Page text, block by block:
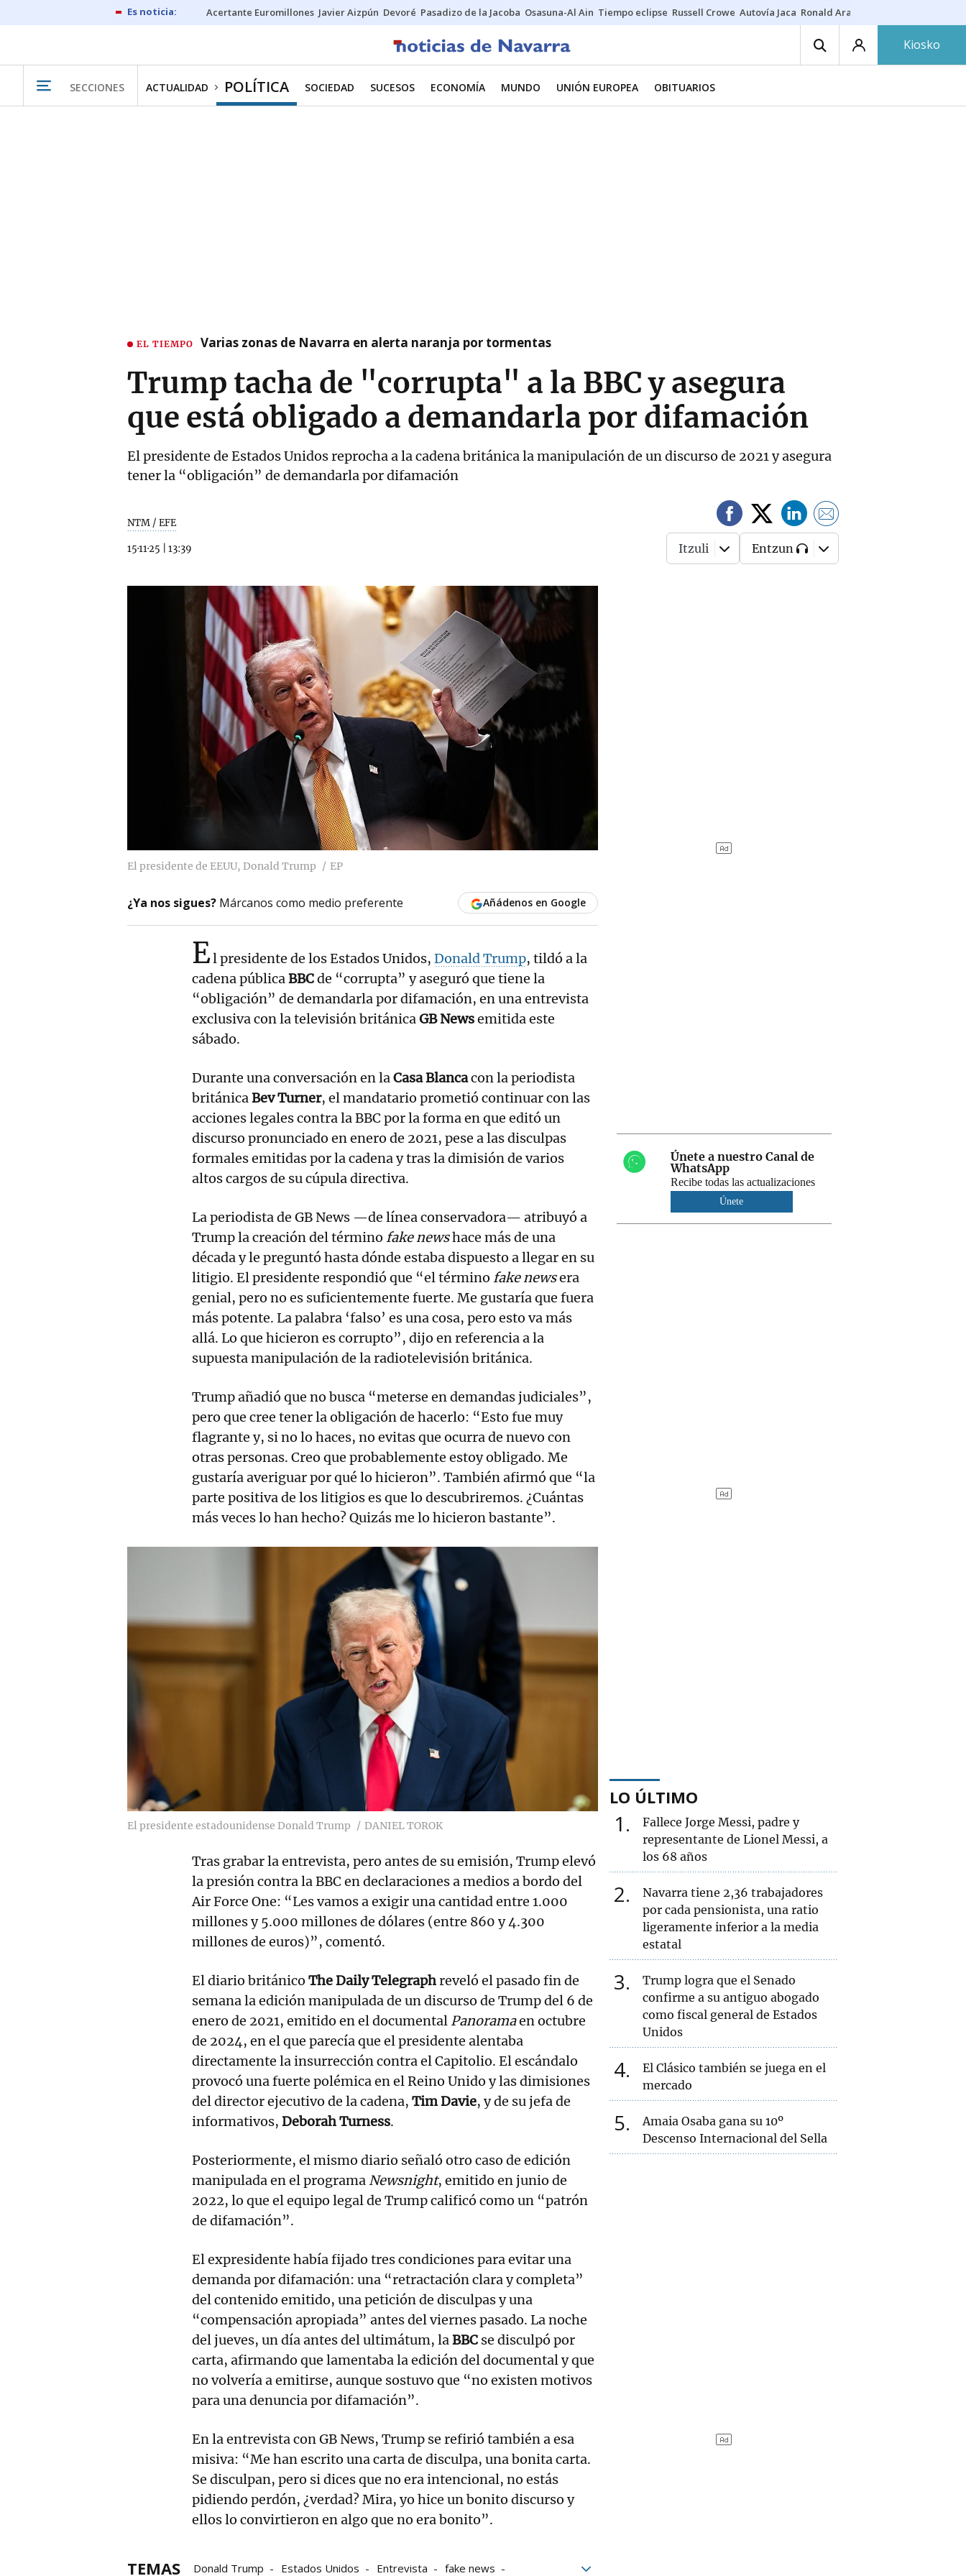
Acertante Euromillones Javier Aizpún Devoré Pasadizo de la Jacoba Osasuna-Al Ain Tiempo eclipse Russell Crowe Autovía Jaca Ronald Araújo
Kiosko
SECCIONES ACTUALIDAD POLÍTICA SOCIEDAD SUCESOS ECONOMÍA MUNDO UNIÓN EUROPEA OBITUARIOS
EL TIEMPO Varias zonas de Navarra en alerta naranja por tormentas
Trump tacha de "corrupta" a la BBC y asegura
que está obligado a demandarla por difamación
El presidente de Estados Unidos reprocha a la cadena británica la manipulación de un discurso de 2021 y asegura
tener la “obligación” de demandarla por difamación
NTM / EFE
15·11·25 13:39 Itzuli Entzun
El presidente de EEUU, Donald Trump EP
¿Ya nos sigues? Márcanos como medio preferente Añádenos en Google
El presidente de los Estados Unidos, Donald Trump, tildó a la
cadena públicaBBCde “corrupta” y aseguró que tiene la
“obligación” de demandarla por difamación, en una entrevista
exclusiva con la televisión británicaGB Newsemitida este
sábado.
Durante una conversación en laCasa Blancacon la periodista
británicaBev Turner, el mandatario prometió continuar con las
acciones legales contra la BBC por la forma en que editó un
discurso pronunciado en enero de 2021, pese a las disculpas
formales emitidas por la cadena y tras la dimisión de varios
altos cargos de su cúpula directiva.
La periodista de GB News —de línea conservadora— atribuyó a
Trump la creación del término fake newshace más de una
década y le preguntó hasta dónde estaba dispuesto a llegar en su
litigio. El presidente respondió que “el término fake newsera
genial, pero no es suficientemente fuerte. Me gustaría que fuera
más potente. La palabra ‘falso’ es una cosa, pero esto va más
allá. Lo que hicieron es corrupto”, dijo en referencia a la
supuesta manipulación de la radiotelevisión británica.
Trump añadió que no busca “meterse en demandas judiciales”,
pero que cree tener la obligación de hacerlo: “Esto fue muy
flagrante y, si no lo haces, no evitas que ocurra de nuevo con
otras personas. Creo que probablemente estoy obligado. Me
gustaría averiguar por qué lo hicieron”. También afirmó que “la
parte positiva de los litigios es que lo descubriremos. ¿Cuántas
más veces lo han hecho? Quizás me lo hicieron bastante”.
El presidente estadounidense Donald Trump DANIEL TOROK
Tras grabar la entrevista, pero antes de su emisión, Trump elevó
la presión contra la BBC en declaraciones a medios a bordo del
Air Force One: “Les vamos a exigir una cantidad entre 1.000
millones y 5.000 millones de dólares (entre 860 y 4.300
millones de euros)”, comentó.
El diario británico The Daily Telegraphreveló el pasado fin de
semana la edición manipulada de un discurso de Trump del 6 de
enero de 2021, emitido en el documental Panoramaen octubre
de 2024, en el que parecía que el presidente alentaba
directamente la insurrección contra el Capitolio. El escándalo
provocó una fuerte polémica en el Reino Unido y las dimisiones
del director ejecutivo de la cadena, Tim Davie, y de su jefa de
informativos, Deborah Turness.
Posteriormente, el mismo diario señaló otro caso de edición
manipulada en el programa Newsnight, emitido en junio de
2022, lo que el equipo legal de Trump calificó como un “patrón
de difamación”.
El expresidente había fijado tres condiciones para evitar una
demanda por difamación: una “retractación clara y completa”
del contenido emitido, una petición de disculpas y una
“compensación apropiada” antes del viernes pasado. La noche
del jueves, un día antes del ultimátum, laBBC se disculpó por
carta, afirmando que lamentaba la edición del documental y que
no volvería a emitirse, aunque sostuvo que “no existen motivos
para una denuncia por difamación”.
En la entrevista con GB News, Trump se refirió también a esa
misiva: “Me han escrito una carta de disculpa, una bonita carta.
Se disculpan, pero si dices que no era intencional, no estás
pidiendo perdón, ¿verdad? Mira, yo hice un bonito discurso y
ellos lo convirtieron en algo que no era bonito”.
TEMAS Donald Trump Estados Unidos Entrevista fake news
Únete a nuestro Canal de
WhatsApp
Recibe todas las actualizaciones
Únete
LO ÚLTIMO
1
Fallece Jorge Messi, padre y
representante de Lionel Messi, a
los 68 años
2
Navarra tiene 2,36 trabajadores
por cada pensionista, una ratio
ligeramente inferior a la media
estatal
3
Trump logra que el Senado
confirme a su antiguo abogado
como fiscal general de Estados
Unidos
4
El Clásico también se juega en el
mercado
5
Amaia Osaba gana su 10º
Descenso Internacional del Sella